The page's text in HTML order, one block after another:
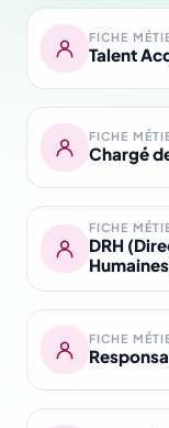
FICHE
Talent
FICHE
Chargé
FICHE
DRH
FICHE